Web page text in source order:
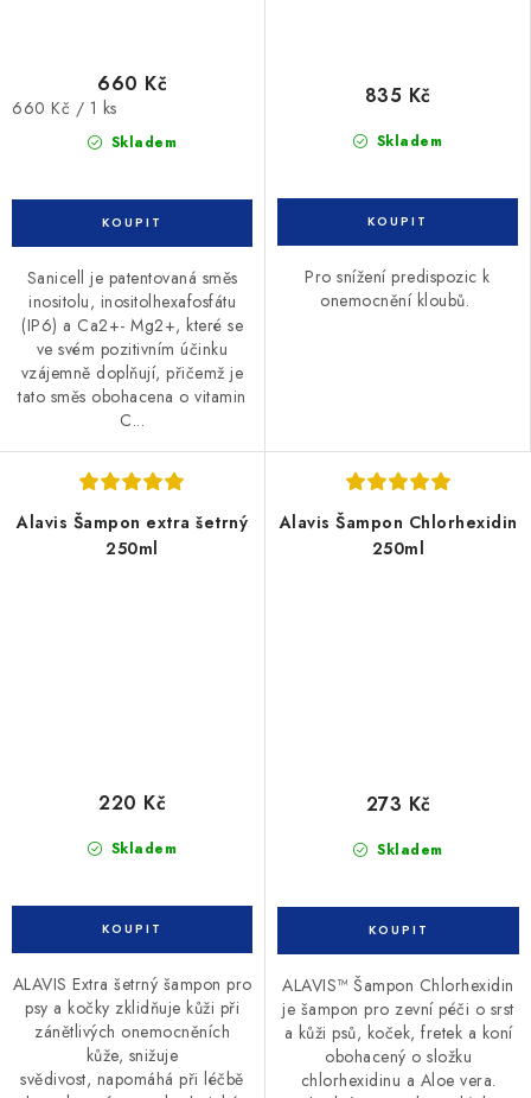
Skladem
660 Kč
Měrná
660 Kč / 1 ks
Sanicell je patentovaná směs
inositolu, inositolhexafosfátu
(IP6) a Ca2+- Mg2+, které se
ve svém pozitivním účinku
vzájemně doplňují, přičemž je
tato směs obohacena o vitamin
C...
Skladem
835 Kč
Pro snížení predispozic k
onemocnění kloubů.
Alavis Šampon extra šetrný
250ml
Skladem
220 Kč
ALAVIS Extra šetrný šampon pro
psy a kočky zklidňuje kůži při
zánětlivých onemocněních
kůže, snižuje
svědivost, napomáhá při léčbě
Alavis Šampon Chlorhexidin
250ml
Skladem
273 Kč
ALAVIS™ Šampon Chlorhexidin
je šampon pro zevní péči o srst
a kůži psů, koček, fretek a koní
obohacený o složku
chlorhexidinu a Aloe vera.